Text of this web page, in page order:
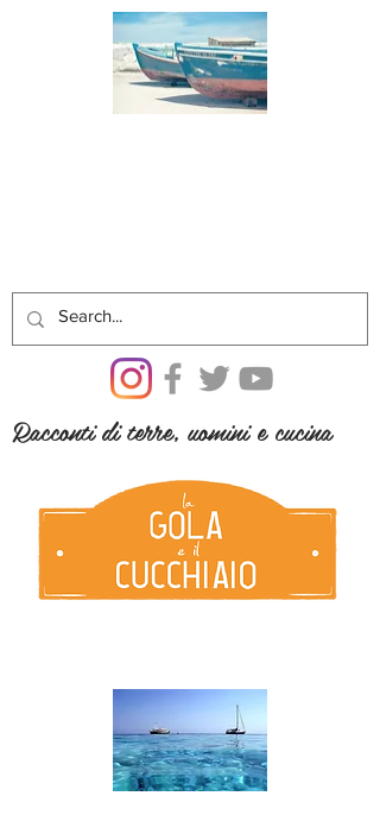
Racconti di terre, uomini e cucina